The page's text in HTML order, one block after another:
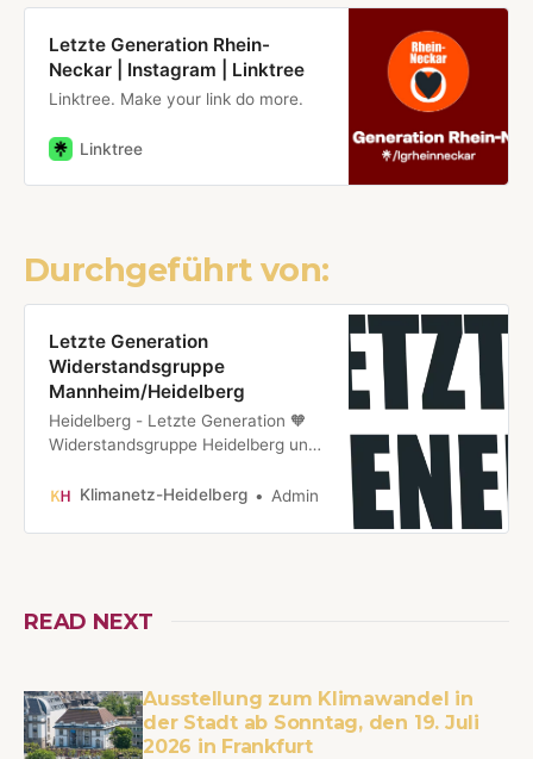
Letzte Generation Rhein-
Neckar | Instagram | Linktree
Linktree. Make your link do more.
Linktree
Durchgeführt von:
Letzte Generation
Widerstandsgruppe
Mannheim/Heidelberg
Heidelberg - Letzte Generation 🧡
Widerstandsgruppe Heidelberg und
VorträgenLetzte Generation 🧡
Widerstandsgruppe Mannheim und
rhein-neckar@letztegeneration.de
Klimanetz-Heidelberg Admin
READ NEXT
Ausstellung zum Klimawandel in
der Stadt ab Sonntag, den 19. Juli
2026 in Frankfurt